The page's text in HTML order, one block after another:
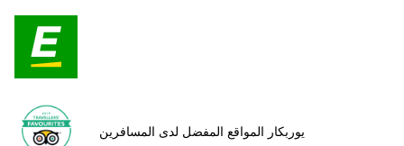
يوربكار المواقع المفضل لدى المسافرين